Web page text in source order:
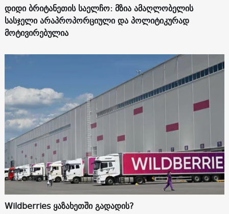
დიდი ბრიტანეთის საელჩო: მზია ამაღლობელის
სასჯელი არაპროპორციული და პოლიტიკურად
მოტივირებულია
Wildberries ყაზახეთში გადადის?